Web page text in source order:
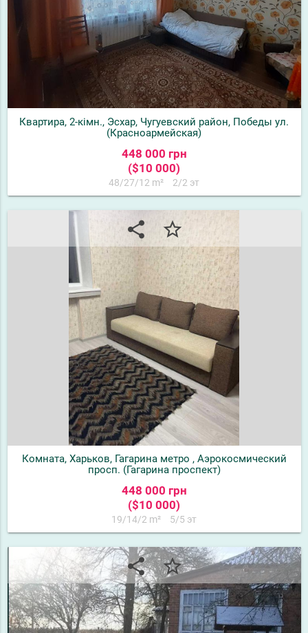
Квартира, 2-кімн., Эсхар, Чугуевский район, Победы ул.
(Красноармейская)
448 000 грн
($10 000)
48/27/12 m² 2/2 эт
share star_border
Комната, Харьков, Гагарина метро , Аэрокосмический
просп. (Гагарина проспект)
448 000 грн
($10 000)
19/14/2 m² 5/5 эт
share star_border